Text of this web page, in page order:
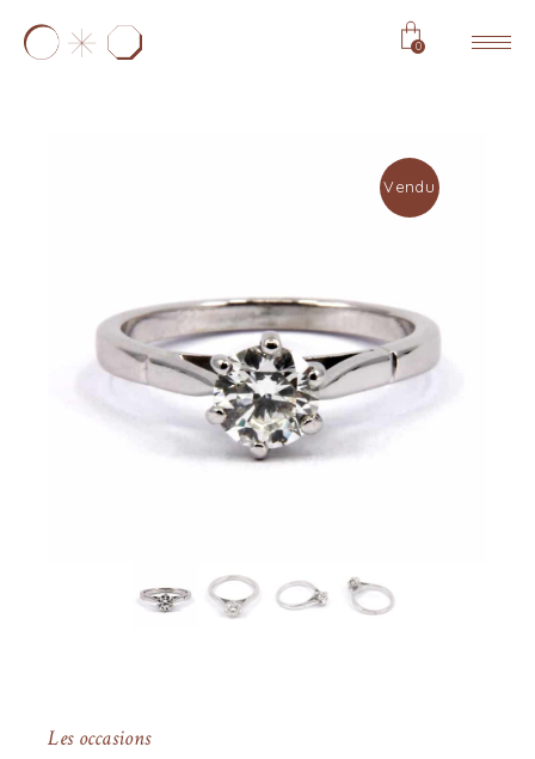
0
Vendu
Les occasions